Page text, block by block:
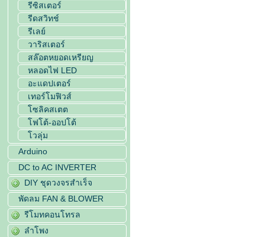
รีซิสเตอร์
รีดสวิทช์
รีเลย์
วาริสเตอร์
สล๊อตหยอดเหรียญ
หลอดไฟ LED
อะแดปเตอร์
เทอร์โมฟิวส์
โซลิคสเตต
โฟโต้-ออปโต้
โวลุ่ม
Arduino
DC to AC INVERTER
DIY ชุดวงจรสำเร็จ
พัดลม FAN & BLOWER
รีโมทคอนโทรล
ลำโพง